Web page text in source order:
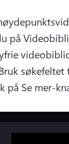
på
søkefeltet
på Se mer-